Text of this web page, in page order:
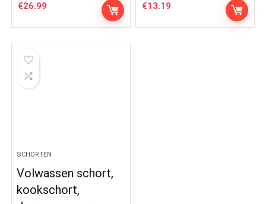
€26.99 €13.19
SCHORTEN
Volwassen schort,
kookschort,